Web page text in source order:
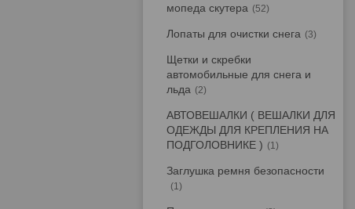
мопеда скутера
52
Лопаты для очистки снега 3
Щетки и скребки
автомобильные для снега и
льда
2
АВТОВЕШАЛКИ ( ВЕШАЛКИ ДЛЯ
ОДЕЖДЫ ДЛЯ КРЕПЛЕНИЯ НА
ПОДГОЛОВНИКЕ )
1
Заглушка ремня безопасности
1